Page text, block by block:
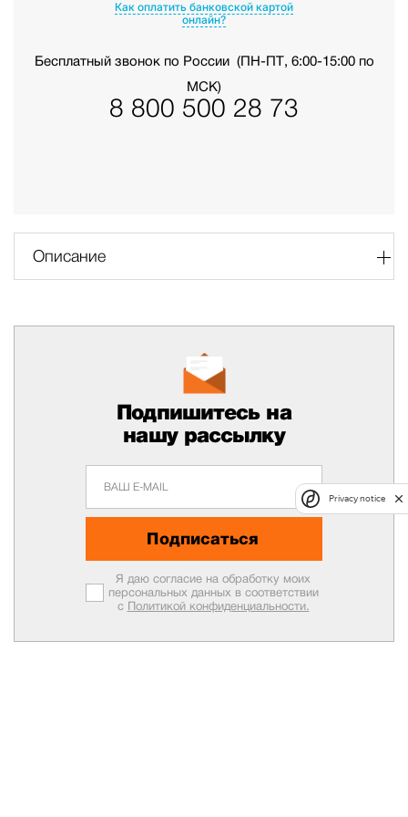
Как оплатить банковской картой
онлайн?
Бесплатный звонок по России (ПН-ПТ, 6:00-15:00 по
МСК)
8 800 500 28 73
Описание
Подпишитесь на
нашу рассылку
Подписаться
Я даю согласие на обработку моих
персональных данных в соответствии
с Политикой конфиденциальности.
Privacy notice